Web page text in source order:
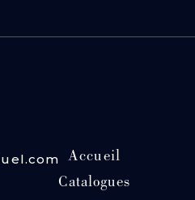
Accueil
Catalogues